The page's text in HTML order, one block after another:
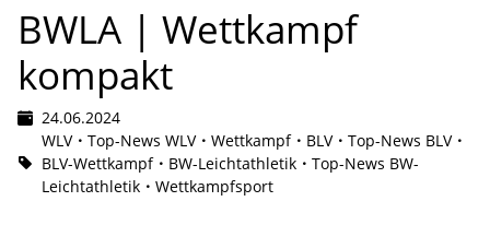
BWLA | Wettkampf
kompakt
24.06.2024
WLV
Top-News WLV Wettkampf BLV
Top-News BLV
BLV-Wettkampf
BW-Leichtathletik
Top-News BW-
Leichtathletik
Wettkampfsport